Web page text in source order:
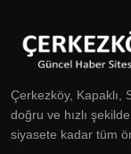
Çerkezköy, Kapaklı,
doğru ve hızlı
siyasete kadar tüm